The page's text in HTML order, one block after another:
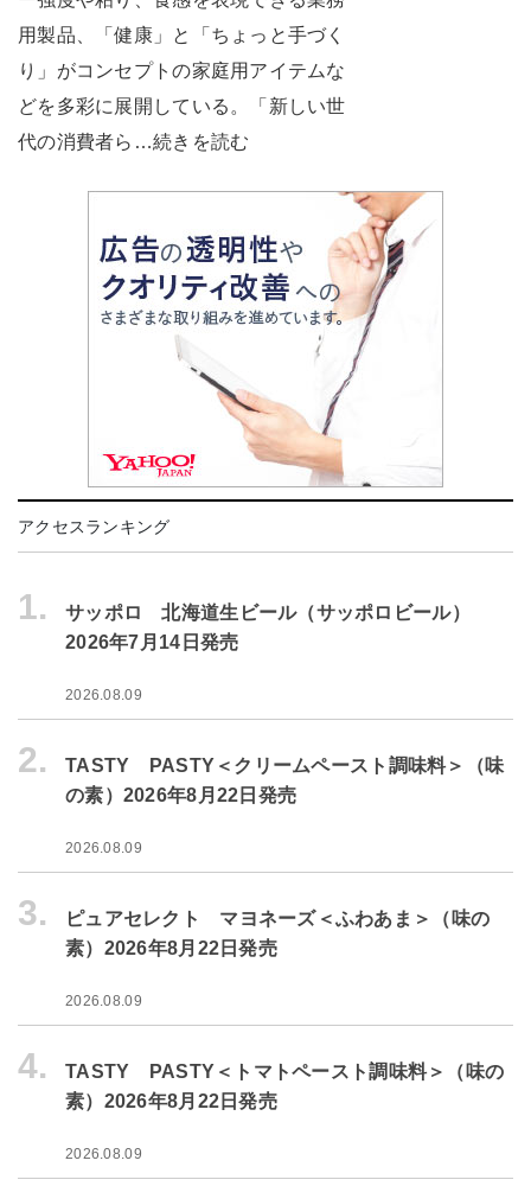
用製品、「健康」と「ちょっと手づく
り」がコンセプトの家庭用アイテムな
どを多彩に展開している。「新しい世
代の消費者ら…続きを読む
アクセスランキング
1.
サッポロ 北海道生ビール（サッポロビール）
2026年7月14日発売
2026.08.09
2.
TASTY PASTY＜クリームペースト調味料＞（味
の素）2026年8月22日発売
2026.08.09
3.
ピュアセレクト マヨネーズ＜ふわあま＞（味の
素）2026年8月22日発売
2026.08.09
4.
TASTY PASTY＜トマトペースト調味料＞（味の
素）2026年8月22日発売
2026.08.09